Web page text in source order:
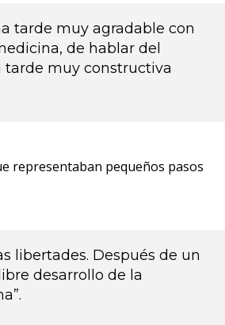
tarde muy agradable con
de hablar del
tarde muy constructiva
representaban pequeños pasos
libertades. Después de un
desarrollo de la